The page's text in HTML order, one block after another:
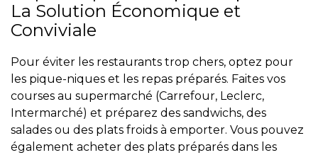
La Solution Économique et
Conviviale
Pour éviter les restaurants trop chers, optez pour
les pique-niques et les repas préparés. Faites vos
courses au supermarché (Carrefour, Leclerc,
Intermarché) et préparez des sandwichs, des
salades ou des plats froids à emporter. Vous pouvez
également acheter des plats préparés dans les